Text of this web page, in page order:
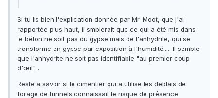
Si tu lis bien l'explication donnée par Mr_Moot, que j'ai
rapportée plus haut, il smblerait que ce qui a été mis dans
le béton ne soit pas du gypse mais de l'anhydrite, qui se
transforme en gypse par exposition à l'humidité..... Il semble
que l'anhydrite ne soit pas identifiable "au premier coup
d'œil"...
Reste à savoir si le cimentier qui a utilisé les déblais de
forage de tunnels connaissait le risque de présence